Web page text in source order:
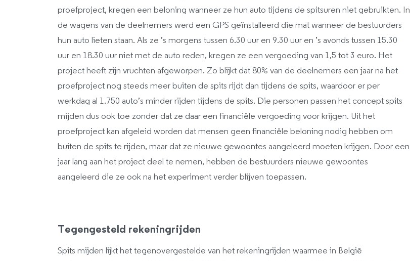
proefproject, kregen een beloning wanneer ze hun auto tijdens de spitsuren niet gebruikten. In
de wagens van de deelnemers werd een GPS geïnstalleerd die mat wanneer de bestuurders
hun auto lieten staan. Als ze ’s morgens tussen 6.30 uur en 9.30 uur en ’s avonds tussen 15.30
uur en 18.30 uur niet met de auto reden, kregen ze een vergoeding van 1,5 tot 3 euro. Het
project heeft zijn vruchten afgeworpen. Zo blijkt dat 80% van de deelnemers een jaar na het
proefproject nog steeds meer buiten de spits rijdt dan tijdens de spits, waardoor er per
werkdag al 1.750 auto’s minder rijden tijdens de spits. Die personen passen het concept spits
mijden dus ook toe zonder dat ze daar een financiële vergoeding voor krijgen. Uit het
proefproject kan afgeleid worden dat mensen geen financiële beloning nodig hebben om
buiten de spits te rijden, maar dat ze nieuwe gewoontes aangeleerd moeten krijgen. Door een
jaar lang aan het project deel te nemen, hebben de bestuurders nieuwe gewoontes
aangeleerd die ze ook na het experiment verder blijven toepassen.
Tegengesteld rekeningrijden
Spits mijden lijkt het tegenovergestelde van het rekeningrijden waarmee in België